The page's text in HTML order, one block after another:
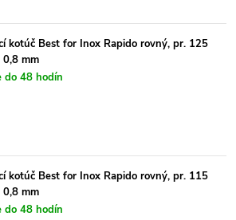
kotúč Best for Inox Rapido rovný, pr. 125
mm
do 48 hodín
kotúč Best for Inox Rapido rovný, pr. 115
mm
do 48 hodín